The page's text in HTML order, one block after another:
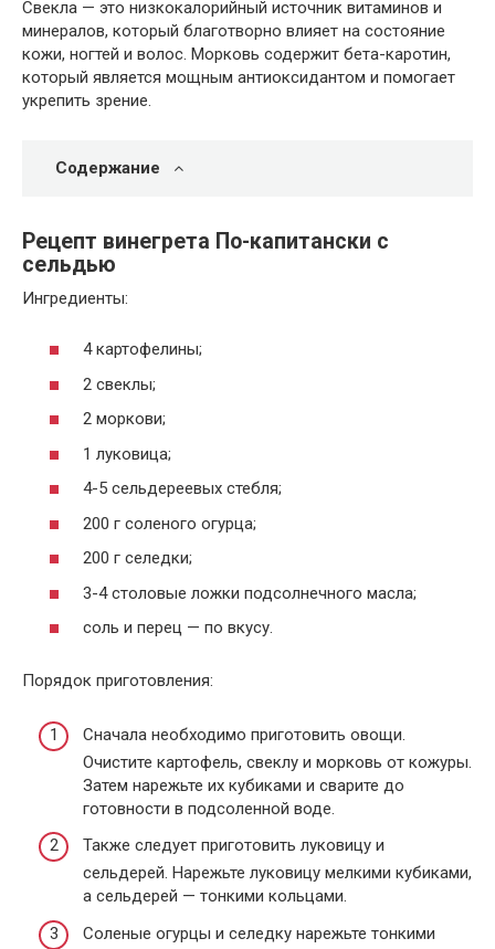
Свекла — это низкокалорийный источник витаминов и
минералов, который благотворно влияет на состояние
кожи, ногтей и волос. Морковь содержит бета-каротин,
который является мощным антиоксидантом и помогает
укрепить зрение.
Содержание
Рецепт винегрета По-капитански с
сельдью
Ингредиенты:
4 картофелины;
2 свеклы;
2 моркови;
1 луковица;
4-5 сельдереевых стебля;
200 г соленого огурца;
200 г селедки;
3-4 столовые ложки подсолнечного масла;
соль и перец — по вкусу.
Порядок приготовления:
Сначала необходимо приготовить овощи.
Очистите картофель, свеклу и морковь от кожуры.
Затем нарежьте их кубиками и сварите до
готовности в подсоленной воде.
Также следует приготовить луковицу и
сельдерей. Нарежьте луковицу мелкими кубиками,
а сельдерей — тонкими кольцами.
Соленые огурцы и селедку нарежьте тонкими